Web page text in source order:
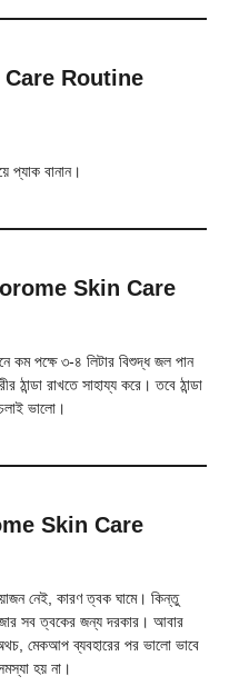
Routine
প্যাক বানান।
Skin Care
কম পক্ষে ৩-৪ লিটার বিশুদ্ধ জল পান
রাখতে সাহায্য করে। তবে ঠান্ডা
ভালো।
Skin Care
নেই, কারণ ত্বক ঘামে। কিন্তু
সব ত্বকের জন্য দরকার। আবার
মেকআপ ব্যবহারের পর ভালো ভাবে
হয় না।